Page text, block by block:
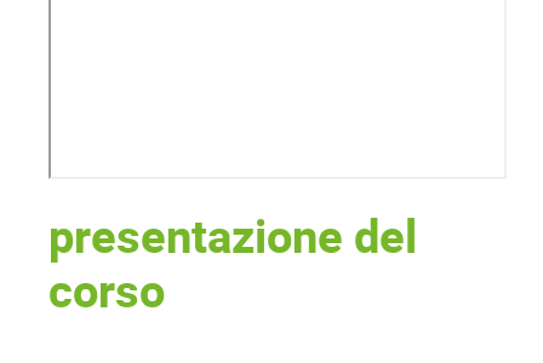
presentazione del
corso